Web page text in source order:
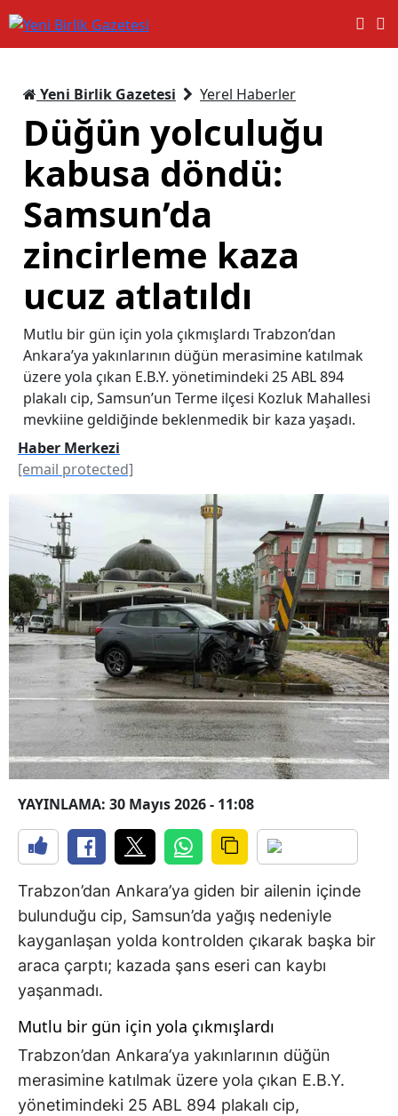
Yeni Birlik Gazetesi Yerel Haberler
Düğün yolculuğu
kabusa döndü:
Samsun’da
zincirleme kaza
ucuz atlatıldı
Mutlu bir gün için yola çıkmışlardı Trabzon’dan
Ankara’ya yakınlarının düğün merasimine katılmak
üzere yola çıkan E.B.Y. yönetimindeki 25 ABL 894
plakalı cip, Samsun’un Terme ilçesi Kozluk Mahallesi
mevkiine geldiğinde beklenmedik bir kaza yaşadı.
Haber Merkezi
[email protected]
YAYINLAMA: 30 Mayıs 2026 - 11:08
Trabzon’dan Ankara’ya giden bir ailenin içinde
bulunduğu cip, Samsun’da yağış nedeniyle
kayganlaşan yolda kontrolden çıkarak başka bir
araca çarptı; kazada şans eseri can kaybı
yaşanmadı.
Mutlu bir gün için yola çıkmışlardı
Trabzon’dan Ankara’ya yakınlarının düğün
merasimine katılmak üzere yola çıkan E.B.Y.
yönetimindeki 25 ABL 894 plakalı cip,